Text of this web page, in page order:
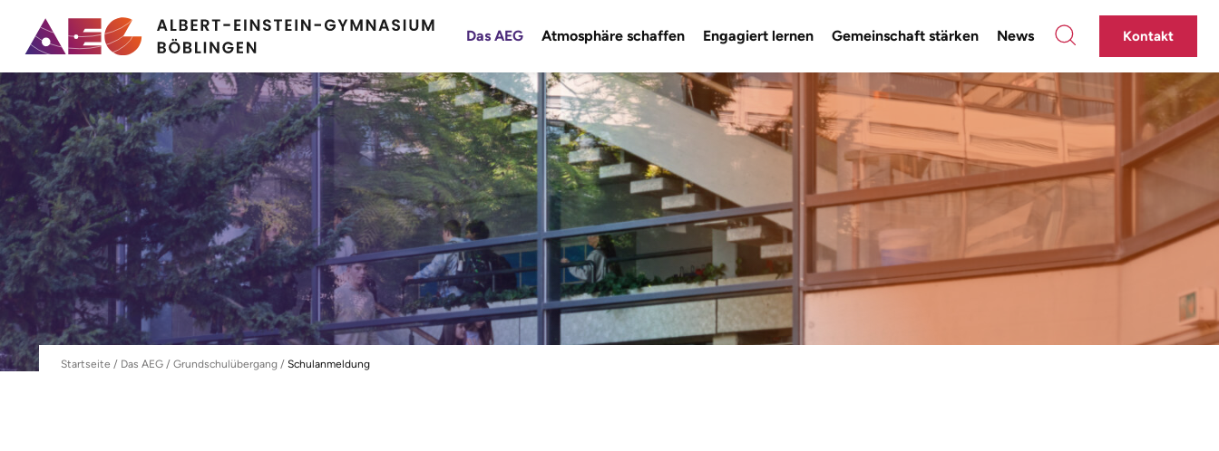
Startseite / Das AEG / Grundschulübergang / Schulanmeldung
Das AEG Atmosphäre schaffen Engagiert lernen Gemeinschaft stärken News Kontakt